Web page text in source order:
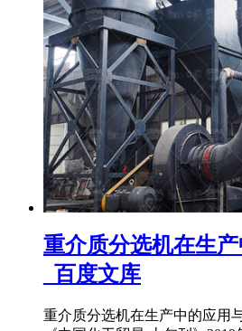
重介质分选机在生
_百度文库
重介质分选机在生产中的应用